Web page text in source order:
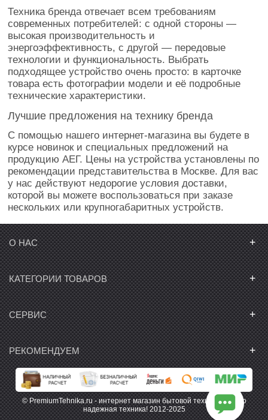
Техника бренда отвечает всем требованиям
современных потребителей: с одной стороны —
высокая производительность и
энергоэффективность, с другой — передовые
технологии и функциональность. Выбрать
подходящее устройство очень просто: в карточке
товара есть фотографии модели и её подробные
технические характеристики.
Лучшие предложения на технику бренда
С помощью нашего интернет-магазина вы будете в
курсе новинок и специальных предложений на
продукцию АЕГ. Цены на устройства установлены по
рекомендации представительства в Москве. Для вас
у нас действуют недорогие условия доставки,
которой вы можете воспользоваться при заказе
нескольких или крупногабаритных устройств.
О НАС +
КАТЕГОРИИ ТОВАРОВ +
СЕРВИС +
РЕКОМЕНДУЕМ +
© PremiumTehnika.ru - интернет магазин бытовой техники. Только
надежная техника! 2012-2025